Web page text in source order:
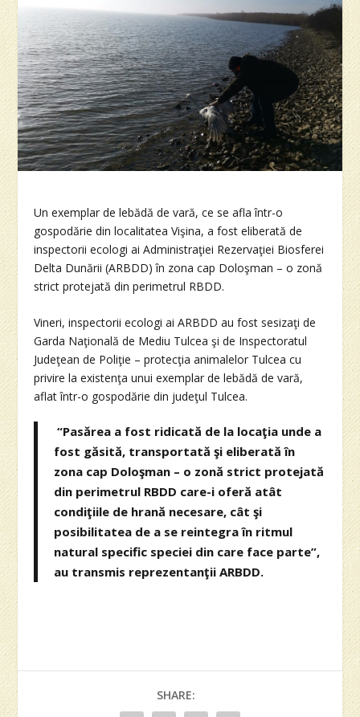
Un exemplar de lebădă de vară, ce se afla într-o
gospodărie din localitatea Vişina, a fost eliberată de
inspectorii ecologi ai Administraţiei Rezervaţiei Biosferei
Delta Dunării (ARBDD) în zona cap Doloşman – o zonă
strict protejată din perimetrul RBDD.
Vineri, inspectorii ecologi ai ARBDD au fost sesizaţi de
Garda Naţională de Mediu Tulcea şi de Inspectoratul
Judeţean de Poliţie – protecţia animalelor Tulcea cu
privire la existenţa unui exemplar de lebădă de vară,
aflat într-o gospodărie din judeţul Tulcea.
“Pasărea a fost ridicată de la locaţia unde a
fost găsită, transportată şi eliberată în
zona cap Doloşman – o zonă strict protejată
din perimetrul RBDD care-i oferă atât
condiţiile de hrană necesare, cât şi
posibilitatea de a se reintegra în ritmul
natural specific speciei din care face parte”,
au transmis reprezentanţii ARBDD.
SHARE: